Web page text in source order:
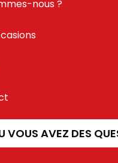
nous ?
VOUS AVEZ DES